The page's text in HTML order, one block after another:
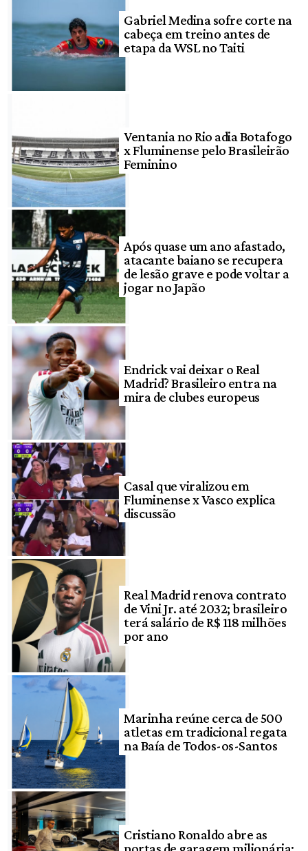
Gabriel Medina sofre corte na
cabeça em treino antes de
etapa da WSL no Taiti
Ventania no Rio adia Botafogo
x Fluminense pelo Brasileirão
Feminino
Após quase um ano afastado,
atacante baiano se recupera
de lesão grave e pode voltar a
jogar no Japão
Endrick vai deixar o Real
Madrid? Brasileiro entra na
mira de clubes europeus
Casal que viralizou em
Fluminense x Vasco explica
discussão
Real Madrid renova contrato
de Vini Jr. até 2032; brasileiro
terá salário de R$ 118 milhões
por ano
Marinha reúne cerca de 500
atletas em tradicional regata
na Baía de Todos-os-Santos
Cristiano Ronaldo abre as